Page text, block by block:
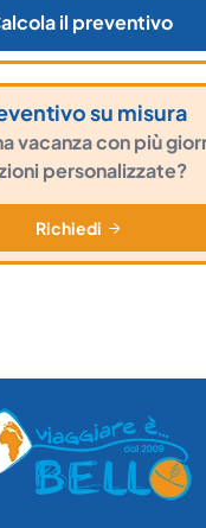
il preventivo
su misura
vacanza con più
personalizzate?
Richiedi